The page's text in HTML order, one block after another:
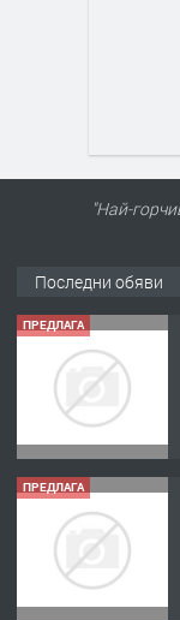
"Най-
Последни обяви
ПРЕДЛАГА
ПРЕДЛАГА